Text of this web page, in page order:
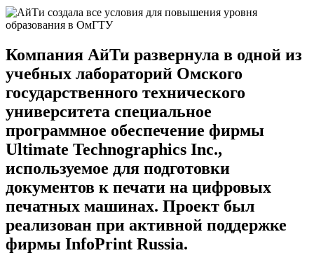
Компания АйТи развернула в одной из
учебных лабораторий Омского
государственного технического
университета специальное
программное обеспечение фирмы
Ultimate Technographics Inc.,
используемое для подготовки
документов к печати на цифровых
печатных машинах. Проект был
реализован при активной поддержке
фирмы InfoPrint Russia.